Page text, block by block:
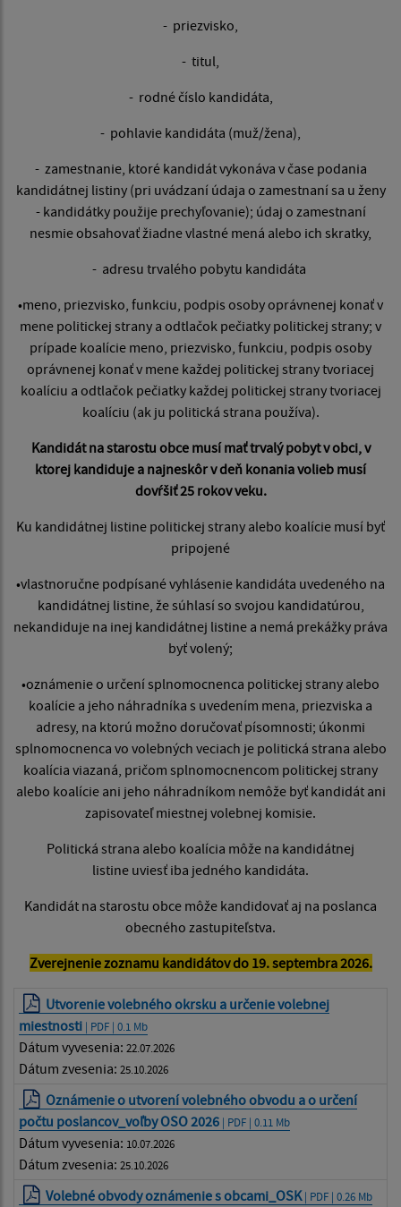
- priezvisko,
- titul,
- rodné číslo kandidáta,
- pohlavie kandidáta (muž/žena),
- zamestnanie, ktoré kandidát vykonáva v čase podania
kandidátnej listiny (pri uvádzaní údaja o zamestnaní sa u ženy
- kandidátky použije prechyľovanie); údaj o zamestnaní
nesmie obsahovať žiadne vlastné mená alebo ich skratky,
- adresu trvalého pobytu kandidáta
•meno, priezvisko, funkciu, podpis osoby oprávnenej konať v
mene politickej strany a odtlačok pečiatky politickej strany; v
prípade koalície meno, priezvisko, funkciu, podpis osoby
oprávnenej konať v mene každej politickej strany tvoriacej
koalíciu a odtlačok pečiatky každej politickej strany tvoriacej
koalíciu (ak ju politická strana používa).
Kandidát na starostu obce musí mať trvalý pobyt v obci, v
ktorej kandiduje a najneskôr v deň konania volieb musí
dovŕšiť 25 rokov veku.
Ku kandidátnej listine politickej strany alebo koalície musí byť
pripojené
•vlastnoručne podpísané vyhlásenie kandidáta uvedeného na
kandidátnej listine, že súhlasí so svojou kandidatúrou,
nekandiduje na inej kandidátnej listine a nemá prekážky práva
byť volený;
•oznámenie o určení splnomocnenca politickej strany alebo
koalície a jeho náhradníka s uvedením mena, priezviska a
adresy, na ktorú možno doručovať písomnosti; úkonmi
splnomocnenca vo volebných veciach je politická strana alebo
koalícia viazaná, pričom splnomocnencom politickej strany
alebo koalície ani jeho náhradníkom nemôže byť kandidát ani
zapisovateľ miestnej volebnej komisie.
Politická strana alebo koalícia môže na kandidátnej
listine uviesť iba jedného kandidáta.
Kandidát na starostu obce môže kandidovať aj na poslanca
obecného zastupiteľstva.
Zverejnenie zoznamu kandidátov do 19. septembra 2026.
Utvorenie volebného okrsku a určenie volebnej
miestnosti | PDF | 0.1 Mb
Dátum vyvesenia: 22.07.2026
Dátum zvesenia: 25.10.2026
Oznámenie o utvorení volebného obvodu a o určení
počtu poslancov_voľby OSO 2026 | PDF | 0.11 Mb
Dátum vyvesenia: 10.07.2026
Dátum zvesenia: 25.10.2026
Volebné obvody oznámenie s obcami_OSK| PDF | 0.26 Mb